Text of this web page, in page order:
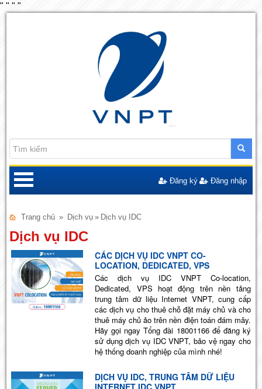
" " " "
Đăng ký Đăng nhập
Trang chủ » Dịch vụ » Dịch vụ IDC
Dịch vụ IDC
CÁC DỊCH VỤ IDC VNPT CO-
LOCATION, DEDICATED, VPS
Các dịch vụ IDC VNPT Co-location,
Dedicated, VPS hoạt động trên nền tảng
trung tâm dữ liệu Internet VNPT, cung cấp
các dịch vụ cho thuê chỗ đặt máy chủ và cho
thuê máy chủ ảo trên nền điện toán đám mây.
Hãy gọi ngay Tổng đài 18001166 để đăng ký
sử dụng dịch vụ IDC VNPT, bảo vệ ngay cho
hệ thống doanh nghiệp của mình nhé!
DỊCH VỤ IDC, TRUNG TÂM DỮ LIỆU
INTERNET IDC VNPT